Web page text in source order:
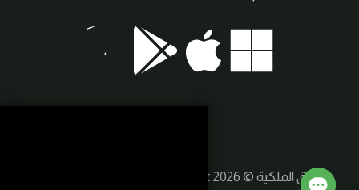
حقوق الملكية © 2026 SmartCraft | صنع بواسطة